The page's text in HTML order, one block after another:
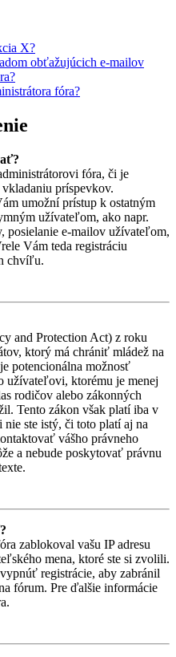
X?
obťažujúcich e-mailov
fóra?
fóra, či je
príspevkov.
umožní prístup k ostatným
užívateľom, ako napr.
posielanie e-mailov užívateľom,
Vám teda registráciu
chvíľu.
and Protection Act) z roku
ktorý má chrániť mládež na
potencionálna možnosť
užívateľovi, ktorému je menej
rodičov alebo zákonných
Tento zákon však platí iba v
ste istý, či toto platí aj na
vášho právneho
a nebude poskytovať právnu
zablokoval vašu IP adresu
mena, ktoré ste si zvolili.
registrácie, aby zabránil
fórum. Pre ďalšie informácie